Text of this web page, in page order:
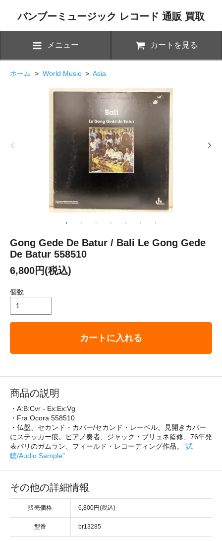
バンブーミュージック レコード 通販 買取
メニュー カートを見る
ホーム > World Music > Asia
Gong Gede De Batur / Bali Le Gong Gede
De Batur 558510
6,800円(税込)
個数
カートに入れる
商品の説明
・A:B:Cvr - Ex:Ex:Vg
・Fra Ocora 558510
・仏盤、セカンド・カバー/セカンド・レーベル。見開きカバー
にステッカー痕。ピアノ奏者、ジャック・ブリュネ監修、76年発
表バリのガムラン、フィールド・レコーディング作品。 "試
聴/Audio Sample"
その他の詳細情報
販売価格 6,800円(税込)
型番 br13285